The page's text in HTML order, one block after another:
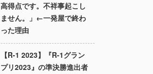
高得点です。不祥事起こし
ません。」←一発屋で終わ
った理由
【R-1 2023】『R-1グラン
プリ2023』の準決勝進出者